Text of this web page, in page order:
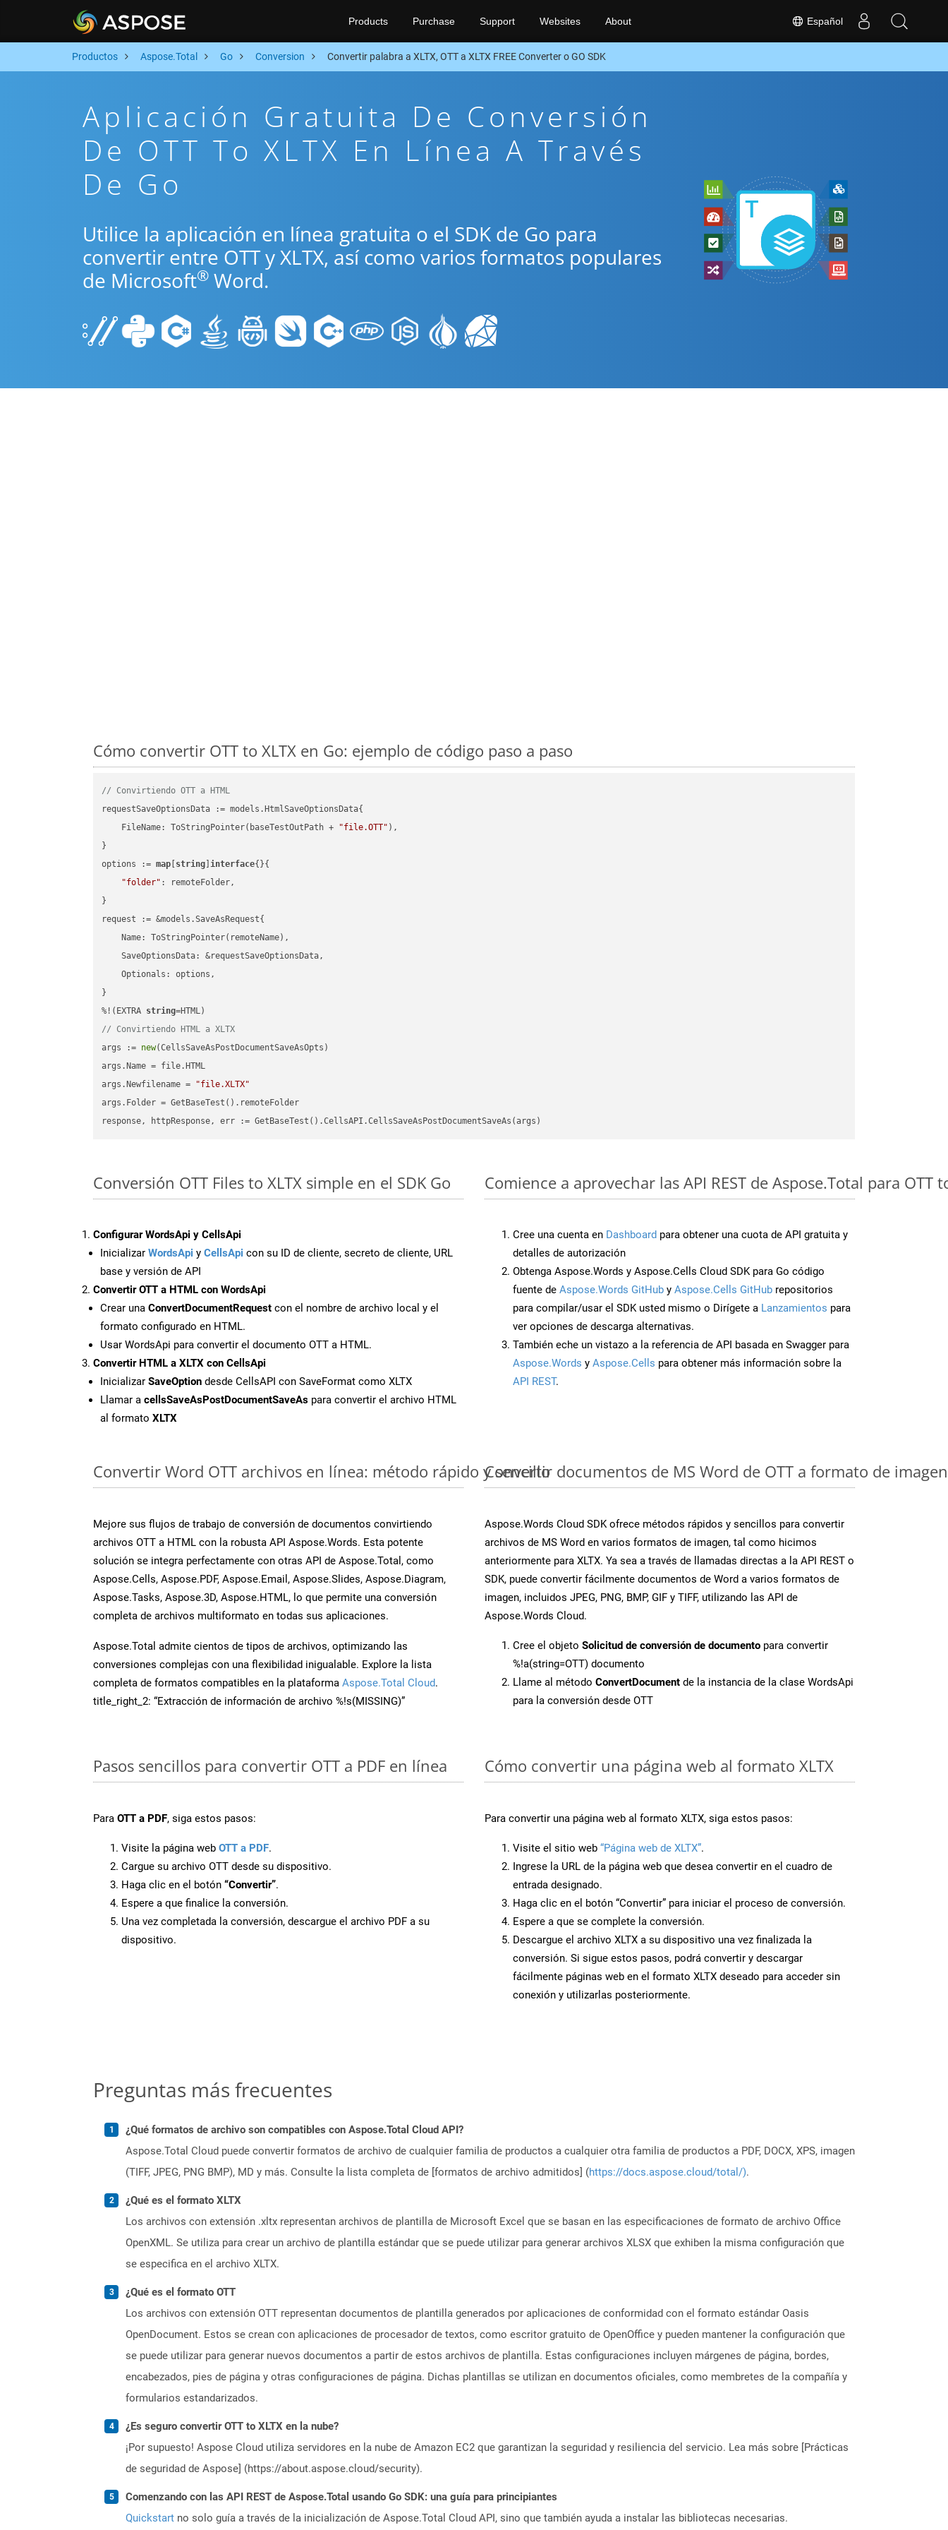
Español
Products Purchase Support Websites About
Productos Aspose.Total Go Conversion Convertir palabra a XLTX, OTT a XLTX FREE Converter o GO SDK
Aplicación Gratuita De Conversión
De OTT To XLTX En Línea A Través
De Go
Utilice la aplicación en línea gratuita o el SDK de Go para
convertir entre OTT y XLTX, así como varios formatos populares
de Microsoft® Word.
Cómo convertir OTT to XLTX en Go: ejemplo de código paso a paso
// Convirtiendo OTT a HTML
requestSaveOptionsData := models.HtmlSaveOptionsData{
    FileName: ToStringPointer(baseTestOutPath +
"file.OTT" ),
}
options := map string ]interface{}{
"folder" : remoteFolder,
}
request := &models.SaveAsRequest{
    Name: ToStringPointer(remoteName),
    SaveOptionsData: &requestSaveOptionsData,
    Optionals: options,
}
%!(EXTRA string
// Convirtiendo HTML a XLTX
args := new(CellsSaveAsPostDocumentSaveAsOpts)
args.Name = file.HTML
args.Newfilename =
"file.XLTX"
args.Folder = GetBaseTest().remoteFolder
Conversión OTT Files to XLTX simple en el SDK Go
Configurar WordsApi y CellsApi
Inicializar WordsApi y CellsApi con su ID de cliente, secreto de cliente, URL
base y versión de API
Convertir OTT a HTML con WordsApi
Crear una ConvertDocumentRequest con el nombre de archivo local y el
formato configurado en HTML.
Usar WordsApi para convertir el documento OTT a HTML.
Convertir HTML a XLTX con CellsApi
Inicializar SaveOption desde CellsAPI con SaveFormat como XLTX
Llamar a cellsSaveAsPostDocumentSaveAs para convertir el archivo HTML
al formato XLTX
Comience a aprovechar las API REST de Aspose.Total para OTT
Cree una cuenta en Dashboard para obtener una cuota de API gratuita y
detalles de autorización
Obtenga Aspose.Words y Aspose.Cells Cloud SDK para Go código
fuente de Aspose.Words GitHub y Aspose.Cells GitHub repositorios
para compilar/usar el SDK usted mismo o Dirígete a Lanzamientos para
ver opciones de descarga alternativas.
También eche un vistazo a la referencia de API basada en Swagger para
Aspose.Words y Aspose.Cells para obtener más información sobre la
API REST.
Convertir Word OTT archivos en línea: método rápido y sencillo
Mejore sus flujos de trabajo de conversión de documentos convirtiendo
archivos OTT a HTML con la robusta API Aspose.Words. Esta potente
solución se integra perfectamente con otras API de Aspose.Total, como
Aspose.Cells, Aspose.PDF, Aspose.Email, Aspose.Slides, Aspose.Diagram,
Aspose.Tasks, Aspose.3D, Aspose.HTML, lo que permite una conversión
completa de archivos multiformato en todas sus aplicaciones.
Aspose.Total admite cientos de tipos de archivos, optimizando las
conversiones complejas con una flexibilidad inigualable. Explore la lista
completa de formatos compatibles en la plataforma Aspose.Total Cloud.
title_right_2: “Extracción de información de archivo %!s(MISSING)”
Convertir documentos de MS Word de OTT a formato de
Aspose.Words Cloud SDK ofrece métodos rápidos y sencillos para convertir
archivos de MS Word en varios formatos de imagen, tal como hicimos
anteriormente para XLTX. Ya sea a través de llamadas directas a la API REST o
SDK, puede convertir fácilmente documentos de Word a varios formatos de
imagen, incluidos JPEG, PNG, BMP, GIF y TIFF, utilizando las API de
Aspose.Words Cloud.
Cree el objeto Solicitud de conversión de documento para convertir
%!a(string=OTT) documento
Llame al método ConvertDocument de la instancia de la clase WordsApi
para la conversión desde OTT
Pasos sencillos para convertir OTT a PDF en línea
Para OTT a PDF, siga estos pasos:
Visite la página web OTT a PDF.
Cargue su archivo OTT desde su dispositivo.
Haga clic en el botón “Convertir”.
Espere a que finalice la conversión.
Una vez completada la conversión, descargue el archivo PDF a su
dispositivo.
Cómo convertir una página web al formato XLTX
Para convertir una página web al formato XLTX, siga estos pasos:
Visite el sitio web “Página web de XLTX”.
Ingrese la URL de la página web que desea convertir en el cuadro de
entrada designado.
Haga clic en el botón “Convertir” para iniciar el proceso de conversión.
Espere a que se complete la conversión.
Descargue el archivo XLTX a su dispositivo una vez finalizada la
conversión. Si sigue estos pasos, podrá convertir y descargar
fácilmente páginas web en el formato XLTX deseado para acceder sin
conexión y utilizarlas posteriormente.
Preguntas más frecuentes
¿Qué formatos de archivo son compatibles con Aspose.Total Cloud API?
Aspose.Total Cloud puede convertir formatos de archivo de cualquier familia de productos a cualquier otra familia de productos a PDF, DOCX, XPS, imagen
(TIFF, JPEG, PNG BMP), MD y más. Consulte la lista completa de [formatos de archivo admitidos] (https://docs.aspose.cloud/total/).
¿Qué es el formato XLTX
Los archivos con extensión .xltx representan archivos de plantilla de Microsoft Excel que se basan en las especificaciones de formato de archivo Office
OpenXML. Se utiliza para crear un archivo de plantilla estándar que se puede utilizar para generar archivos XLSX que exhiben la misma configuración que
se especifica en el archivo XLTX.
¿Qué es el formato OTT
Los archivos con extensión OTT representan documentos de plantilla generados por aplicaciones de conformidad con el formato estándar Oasis
OpenDocument. Estos se crean con aplicaciones de procesador de textos, como escritor gratuito de OpenOffice y pueden mantener la configuración que
se puede utilizar para generar nuevos documentos a partir de estos archivos de plantilla. Estas configuraciones incluyen márgenes de página, bordes,
encabezados, pies de página y otras configuraciones de página. Dichas plantillas se utilizan en documentos oficiales, como membretes de la compañía y
formularios estandarizados.
¿Es seguro convertir OTT to XLTX en la nube?
¡Por supuesto! Aspose Cloud utiliza servidores en la nube de Amazon EC2 que garantizan la seguridad y resiliencia del servicio. Lea más sobre [Prácticas
de seguridad de Aspose] (https://about.aspose.cloud/security).
Comenzando con las API REST de Aspose.Total usando Go SDK: una guía para principiantes
Quickstart no solo guía a través de la inicialización de Aspose.Total Cloud API, sino que también ayuda a instalar las bibliotecas necesarias.